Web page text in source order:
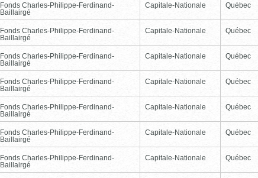
Fonds Charles-Philippe-Ferdinand-
Baillairgé
Capitale-Nationale Québec
Fonds Charles-Philippe-Ferdinand-
Baillairgé
Capitale-Nationale Québec
Fonds Charles-Philippe-Ferdinand-
Baillairgé
Capitale-Nationale Québec
Fonds Charles-Philippe-Ferdinand-
Baillairgé
Capitale-Nationale Québec
Fonds Charles-Philippe-Ferdinand-
Baillairgé
Capitale-Nationale Québec
Fonds Charles-Philippe-Ferdinand-
Baillairgé
Capitale-Nationale Québec
Fonds Charles-Philippe-Ferdinand-
Baillairgé
Capitale-Nationale Québec